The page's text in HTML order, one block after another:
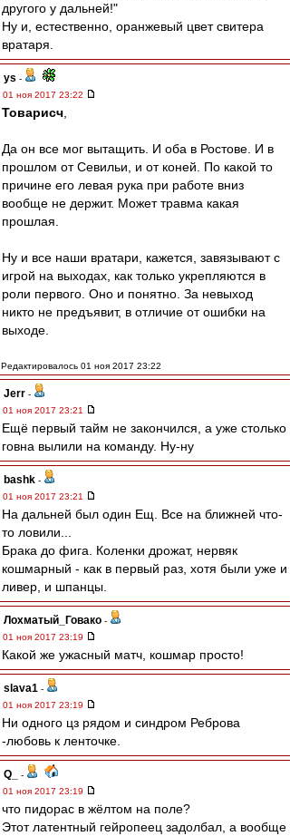
другого у дальней!"
Ну и, естественно, оранжевый цвет свитера
вратаря.
ys -
01 ноя 2017 23:22
Товарисч
Да он все мог вытащить. И оба в Ростове. И в
прошлом от Севильи, и от коней. По какой то
причине его левая рука при работе вниз
вообще не держит. Может травма какая
прошлая.
Ну и все наши вратари, кажется, завязывают с
игрой на выходах, как только укрепляются в
роли первого. Оно и понятно. За невыход
никто не предъявит, в отличие от ошибки на
выходе.
Редактировалось 01 ноя 2017 23:22
Jerr -
01 ноя 2017 23:21
Ещё первый тайм не закончился, а уже столько
говна вылили на команду. Ну-ну
bashk -
01 ноя 2017 23:21
На дальней был один Ещ. Все на ближней что-
то ловили...
Брака до фига. Коленки дрожат, нервяк
кошмарный - как в первый раз, хотя были уже и
ливер, и шпанцы.
Лохматый_Говако -
01 ноя 2017 23:19
Какой же ужасный матч, кошмар просто!
slava1 -
01 ноя 2017 23:19
Ни одного цз рядом и синдром Реброва
-любовь к ленточке.
Q_
-
01 ноя 2017 23:19
что пидорас в жёлтом на поле?
Этот латентный гейропеец задолбал, а вообще